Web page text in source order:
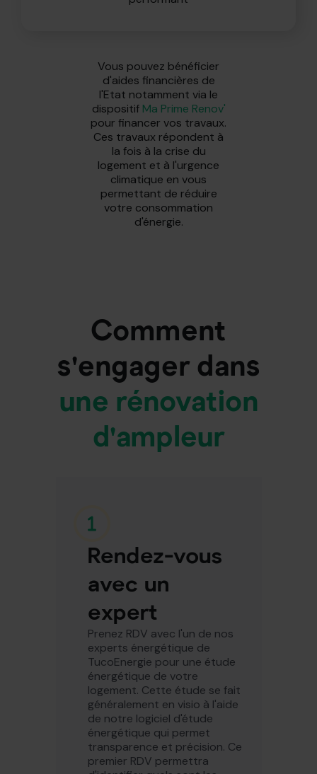
Vous pouvez bénéficier
d'aides financières de
l'Etat notamment via le
dispositif Ma Prime Renov'
pour financer vos travaux.
Ces travaux répondent à
la fois à la crise du
logement et à l'urgence
climatique en vous
permettant de réduire
votre consommation
d'énergie.
Comment
s'engager dans
une rénovation
d'ampleur
Rendez-vous
avec un
expert
Prenez RDV avec l'un de nos
experts énergétique de
TucoEnergie pour une étude
énergétique de votre
logement. Cette étude se fait
généralement en visio à l'aide
de notre logiciel d'étude
énergétique qui permet
transparence et précision. Ce
premier RDV permettra